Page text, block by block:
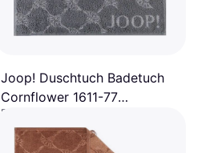
Joop! Duschtuch Badetuch
Cornflower 1611-77
Badezimmerhandtuch Grau
(150x)
Baumwolle
€ 49,35
9+ Shops